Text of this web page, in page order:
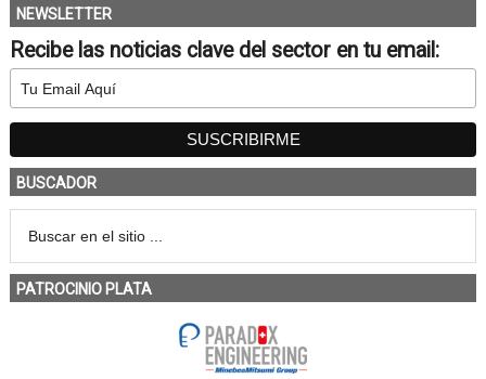
NEWSLETTER
Recibe las noticias clave del sector en tu email:
BUSCADOR
PATROCINIO PLATA